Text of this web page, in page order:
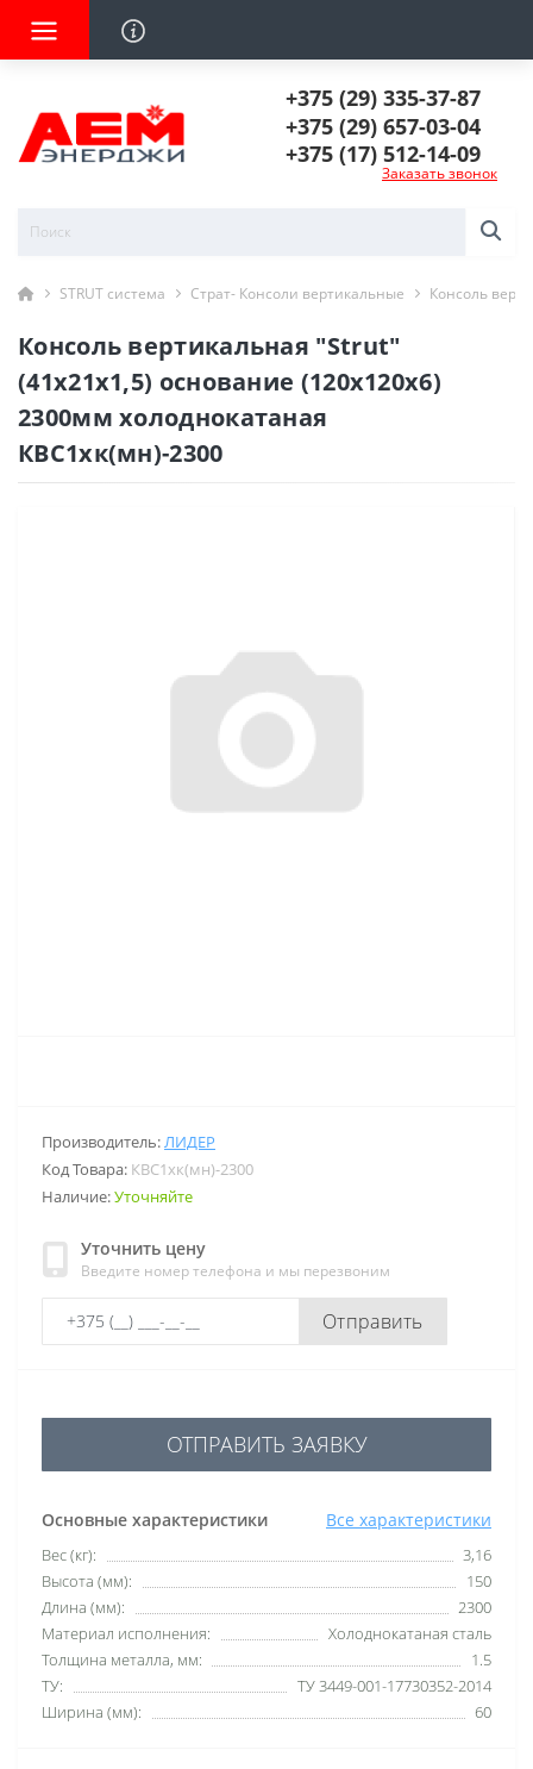
+375 (29) 335-37-87
+375 (29) 657-03-04
+375 (17) 512-14-09
Заказать звонок
STRUT система Страт- Консоли вертикальные Консоль
Консоль вертикальная "Strut"
(41х21х1,5) основание (120х120х6)
2300мм холоднокатаная
КВС1хк(мн)-2300
Производитель:ЛИДЕР
Код Товара: КВС1хк(мн)-2300
Наличие:Уточняйте
Уточнить цену
Введите номер телефона и мы перезвоним
Отправить
Основные характеристики Все характеристики
Вес (кг):
3,16
Высота (мм):
150
Длина (мм):
2300
Материал исполнения:
Холоднокатаная сталь
Толщина металла, мм:
1.5
ТУ:
ТУ 3449-001-17730352-2014
Ширина (мм):
60
ОТПРАВИТЬ ЗАЯВКУ